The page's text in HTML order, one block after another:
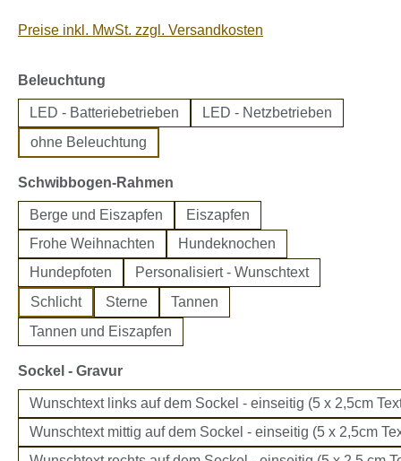
Preise inkl. MwSt. zzgl. Versandkosten
Beleuchtung
LED - Batteriebetrieben
LED - Netzbetrieben
ohne Beleuchtung
Schwibbogen-Rahmen
Berge und Eiszapfen
Eiszapfen
Frohe Weihnachten
Hundeknochen
Hundepfoten
Personalisiert - Wunschtext
Schlicht
Sterne
Tannen
Tannen und Eiszapfen
Sockel - Gravurauswählen
Wunschtext links auf dem Sockel - einseitig (5 x 2,5cm
Wunschtext mittig auf dem Sockel - einseitig (5 x 2,5cm